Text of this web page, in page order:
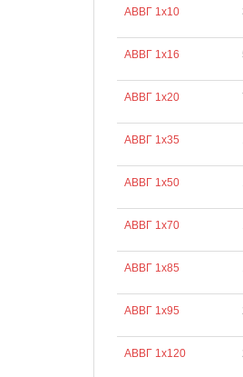
АВВГ 1х10
АВВГ 1х16
АВВГ 1х20
АВВГ 1х35
АВВГ 1х50
АВВГ 1х70
АВВГ 1х85
АВВГ 1х95
АВВГ 1х120